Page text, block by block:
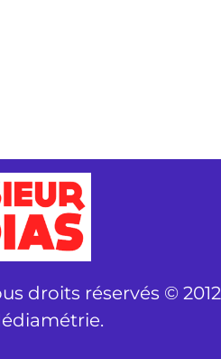
droits réservés ©